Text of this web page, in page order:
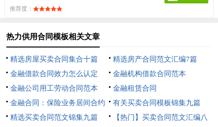
推荐度：
热力供用合同模板相关文章
精选房屋买卖合同集合十篇
精选房产合同范文汇编7篇
金融借款合同效力怎么认定
金融机构借款合同范本
金融公司用工劳动合同范本
金融租赁合同
金融合同：保险业务居间合约
有关买卖合同模板锦集九篇
精选买卖合同范文锦集九篇
【热门】买卖合同范文汇编八